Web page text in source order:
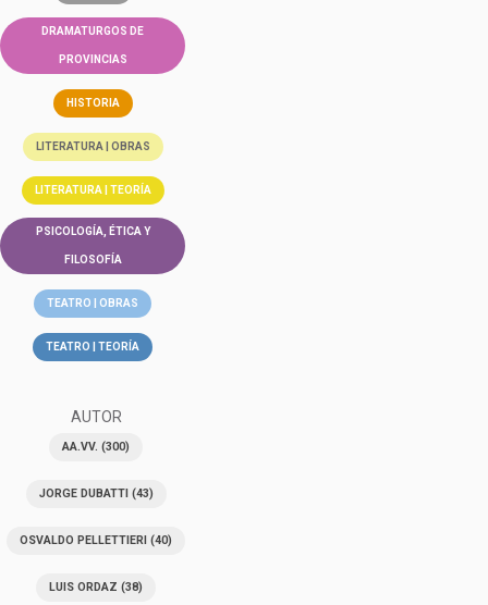
DRAMATURGOS DE
PROVINCIAS
HISTORIA
LITERATURA | OBRAS
LITERATURA | TEORÍA
PSICOLOGÍA, ÉTICA Y
FILOSOFÍA
TEATRO | OBRAS
TEATRO | TEORÍA
AUTOR
AA.VV. (300)
JORGE DUBATTI(43)
OSVALDO PELLETTIERI (40)
LUIS ORDAZ (38)